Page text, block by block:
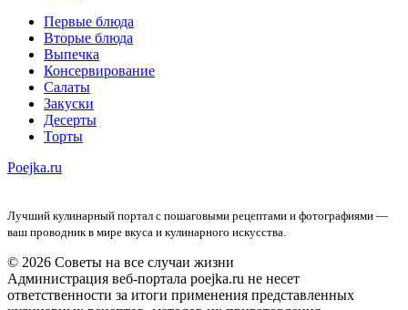
Первые блюда
Вторые блюда
Выпечка
Консервирование
Салаты
Закуски
Десерты
Торты
Poejka.ru
Лучший кулинарный портал с пошаговыми рецептами и фотографиями —
ваш проводник в мире вкуса и кулинарного искусства.
© 2026 Советы на все случаи жизни
Администрация веб-портала poejka.ru не несет
ответственности за итоги применения представленных